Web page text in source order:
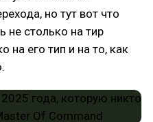
но тут вот что
не столько на тир
на его тип и на то, как